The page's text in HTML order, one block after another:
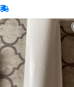
область